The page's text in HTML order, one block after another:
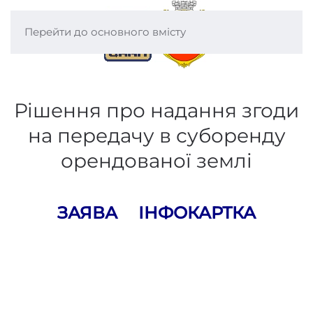
Перейти до основного вмісту
Рішення про надання згоди
на передачу в суборенду
орендованої землі
ЗАЯВА ІНФОКАРТКА